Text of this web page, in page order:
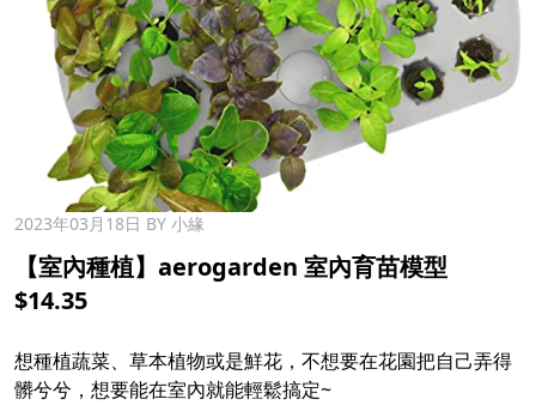
2023年03月18日 BY 小緣
【室內種植】aerogarden 室內育苗模型
$14.35
想種植蔬菜、草本植物或是鮮花，不想要在花園把自己弄得
髒兮兮，想要能在室內就能輕鬆搞定~